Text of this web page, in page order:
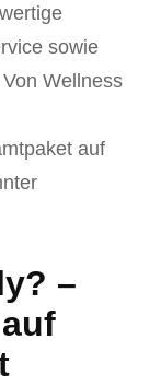
sowie
Wellness
auf
–